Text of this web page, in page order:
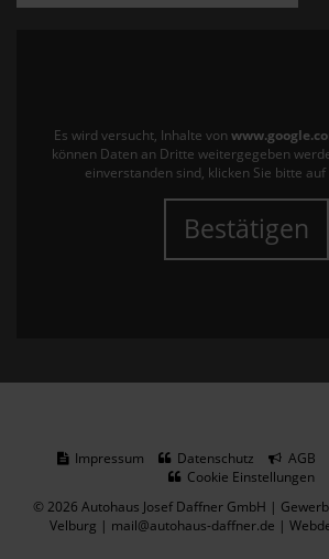
Es wird versucht, Inhalte von
können Daten an Dritte weitergegeben
einverstanden sind, klicken Sie bitte
Bestätigen
Impressum Datenschutz AGB
Cookie Einstellungen
© 2026 Autohaus Josef Daffner GmbH |
Velburg | mail@autohaus-daffner.de |